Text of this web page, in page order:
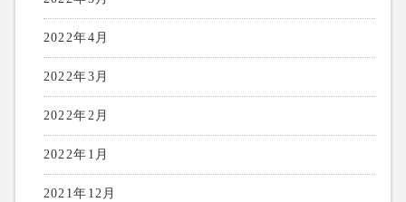
2022年4月
2022年3月
2022年2月
2022年1月
2021年12月